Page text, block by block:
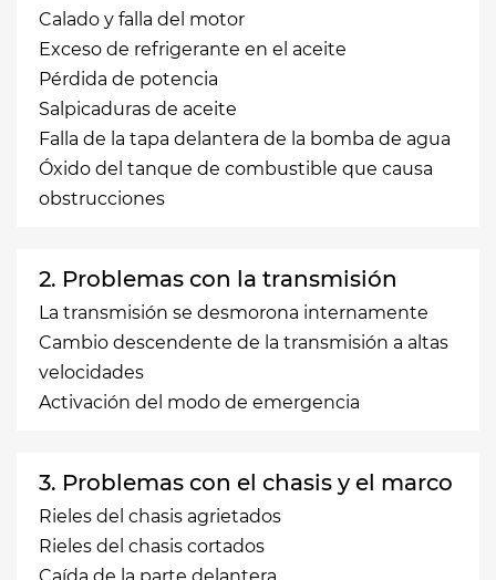
Calado y falla del motor
Exceso de refrigerante en el aceite
Pérdida de potencia
Salpicaduras de aceite
Falla de la tapa delantera de la bomba de agua
Óxido del tanque de combustible que causa
obstrucciones
2. Problemas con la transmisión
La transmisión se desmorona internamente
Cambio descendente de la transmisión a altas
velocidades
Activación del modo de emergencia
3. Problemas con el chasis y el marco
Rieles del chasis agrietados
Rieles del chasis cortados
Caída de la parte delantera